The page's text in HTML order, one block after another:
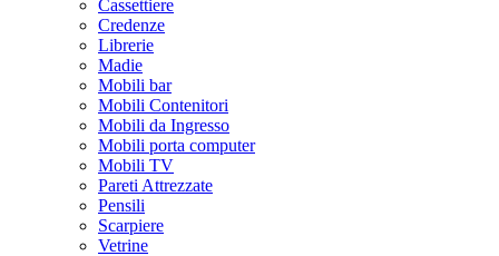
Cassettiere
Credenze
Librerie
Madie
Mobili bar
Mobili Contenitori
Mobili da Ingresso
Mobili porta computer
Mobili TV
Pareti Attrezzate
Pensili
Scarpiere
Vetrine